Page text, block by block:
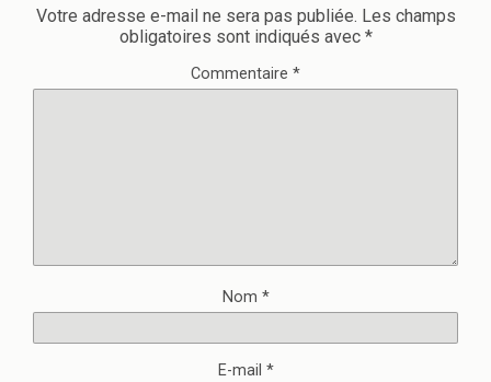
Votre adresse e-mail ne sera pas publiée. Les champs
obligatoires sont indiqués avec *
Commentaire *
Nom *
E-mail *